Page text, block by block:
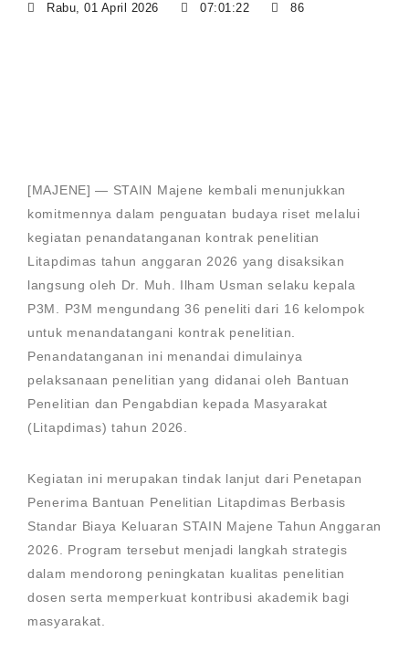
Rabu, 01 April 2026 07:01:22 86
[MAJENE] — STAIN Majene kembali menunjukkan
komitmennya dalam penguatan budaya riset melalui
kegiatan penandatanganan kontrak penelitian
Litapdimas tahun anggaran 2026 yang disaksikan
langsung oleh Dr. Muh. Ilham Usman selaku kepala
P3M. P3M mengundang 36 peneliti dari 16 kelompok
untuk menandatangani kontrak penelitian.
Penandatanganan ini menandai dimulainya
pelaksanaan penelitian yang didanai oleh Bantuan
Penelitian dan Pengabdian kepada Masyarakat
(Litapdimas) tahun 2026.
Kegiatan ini merupakan tindak lanjut dari Penetapan
Penerima Bantuan Penelitian Litapdimas Berbasis
Standar Biaya Keluaran STAIN Majene Tahun Anggaran
2026. Program tersebut menjadi langkah strategis
dalam mendorong peningkatan kualitas penelitian
dosen serta memperkuat kontribusi akademik bagi
masyarakat.